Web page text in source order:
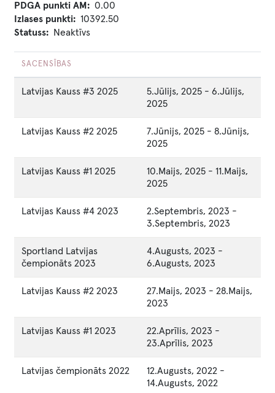
PDGA punkti AM
0.00
Izlases punkti
10392.50
Statuss
Neaktīvs
SACENSĪBAS
Latvijas Kauss #3 2025 5.Jūlijs, 2025 - 6.Jūlijs,
2025
Latvijas Kauss #2 2025 7.Jūnijs, 2025 - 8.Jūnijs,
2025
Latvijas Kauss #1 2025 10.Maijs, 2025 - 11.Maijs,
2025
Latvijas Kauss #4 2023 2.Septembris, 2023 -
3.Septembris, 2023
Sportland Latvijas
čempionāts 2023
4.Augusts, 2023 -
6.Augusts, 2023
Latvijas Kauss #2 2023 27.Maijs, 2023 - 28.Maijs,
2023
Latvijas Kauss #1 2023 22.Aprīlis, 2023 -
23.Aprīlis, 2023
Latvijas čempionāts 2022 12.Augusts, 2022 -
14.Augusts, 2022